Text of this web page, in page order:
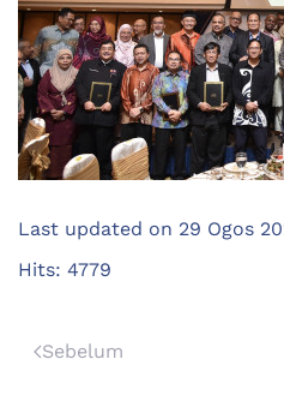
Last updated on 29 Ogos
Hits: 4779
Sebelum